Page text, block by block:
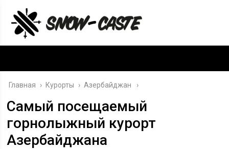
Главная › Курорты › Азербайджан
Самый посещаемый
горнолыжный курорт
Азербайджана